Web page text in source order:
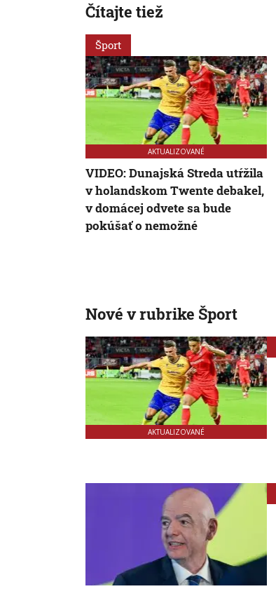
Čítajte tiež
Šport
AKTUALIZOVANÉ
VIDEO: Dunajská Streda utŕžila
v holandskom Twente debakel,
v domácej odvete sa bude
pokúšať o nemožné
Nové v rubrike Šport
AKTUALIZOVANÉ